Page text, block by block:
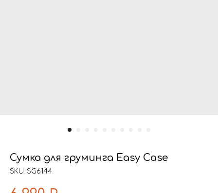
Сумка для груминга Easy Сase
SKU: SG6144